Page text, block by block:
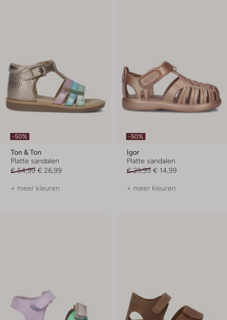
-50%
Ton & Ton
Platte sandalen
€ 54,99 € 26,99
+ meer kleuren
-50%
Igor
Platte sandalen
€ 29,99 € 14,99
+ meer kleuren